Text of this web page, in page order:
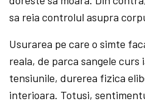
sa reia controlul asupra
Usurarea pe care o simte
reala, de parca sangele curs
tensiunile, durerea fizica
interioara. Totusi,